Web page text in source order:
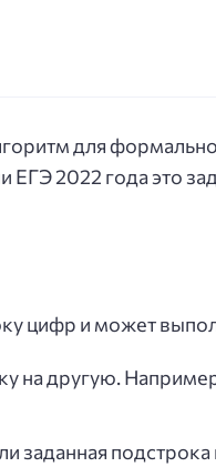
для
2022 года это
цифр и может
на другую.
заданная подстрока